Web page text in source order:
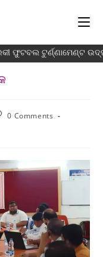
ଫୁଟବଲ ଟୁର୍ଣ୍ଣାମେଣ୍ଟ
0 Comments